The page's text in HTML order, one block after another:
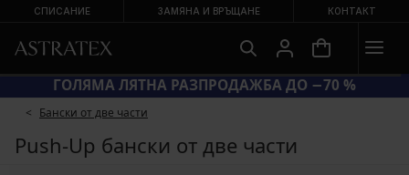
СПИСАНИЕ ЗАМЯНА И ВРЪЩАНЕ КОНТАКТ
ГОЛЯМА ЛЯТНА РАЗПРОДАЖБА ДО −70 %
Бански от две части
Push-Up бански от две части